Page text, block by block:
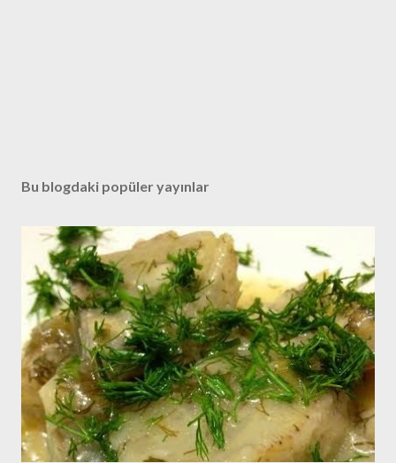
Bu blogdaki popüler yayınlar